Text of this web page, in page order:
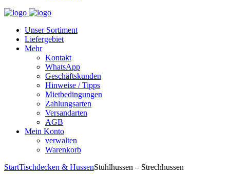
Unser Sortiment
Liefergebiet
Mehr
Kontakt
WhatsApp
Geschäftskunden
Hinweise / Tipps
Mietbedingungen
Zahlungsarten
Versandarten
AGB
Mein Konto
verwalten
Warenkorb
StartTischdecken & HussenStuhlhussen – Strechhussen